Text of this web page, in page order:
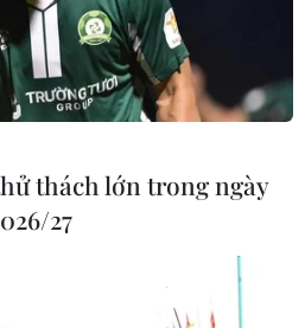
thách lớn trong ngày
27